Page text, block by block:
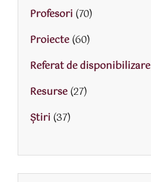
Profesori (70)
Proiecte(60)
Referat de disponibilizare
Resurse(27)
Știri (37)